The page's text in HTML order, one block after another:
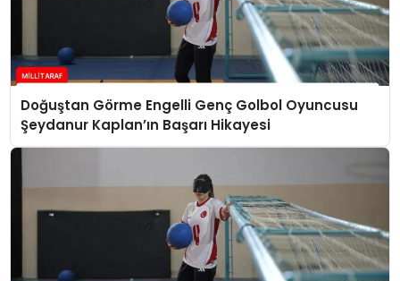
Doğuştan Görme Engelli Genç Golbol Oyuncusu
Şeydanur Kaplan’ın Başarı Hikayesi